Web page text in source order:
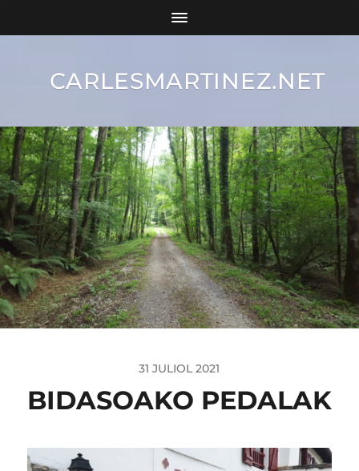
CARLESMARTINEZ.NET
31 JULIOL 2021
BIDASOAKO PEDALAK